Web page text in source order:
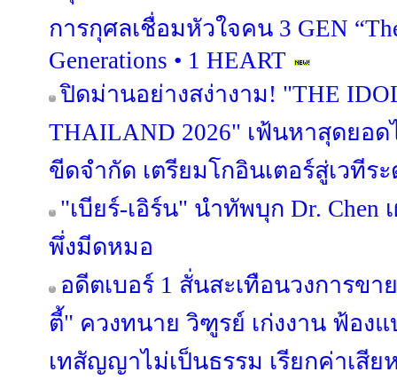
การกุศลเชื่อมหัวใจคน 3 GEN
Generations • 1 HEART
ปิดม่านอย่างสง่างาม! "THE
THAILAND 2026" เฟ้นหาสุดยอ
ขีดจำกัด เตรียมโกอินเตอร์สู่เวทีร
"เบียร์-เอิร์น" นำทัพบุก Dr. Chen
พึ่งมีดหมอ
อดีตเบอร์ 1 สั่นสะเทือนวงการข
ตี้" ควงทนาย วิฑูรย์ เก่งงาน ฟ้อง
เทสัญญาไม่เป็นธรรม เรียกค่าเสี